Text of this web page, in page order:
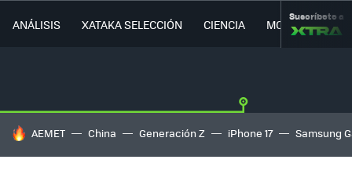
ANÁLISIS XATAKA SELECCIÓN CIENCIA MOVILIDAD
Suscríbete a
HOY SE HABLA DE
AEMET China Generación Z iPhone 17 Samsung